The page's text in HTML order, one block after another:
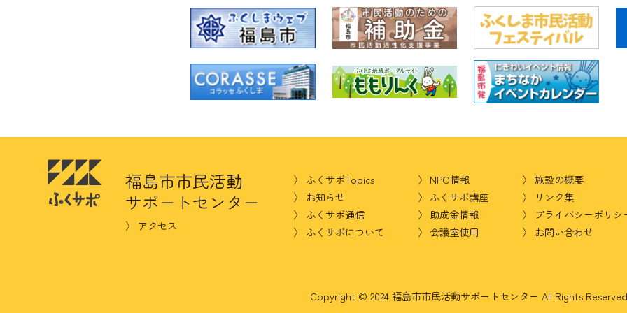
福島市市民活動
サポートセンター
アクセス
ふくサポTopics
お知らせ
ふくサポ通信
ふくサポについて
NPO情報
ふくサポ講座
助成金情報
会議室使用
施設の概要
リンク集
プライバシーポリシ
お問い合わせ
Copyright © 2024 福島市市民活動サポートセンター All Rights